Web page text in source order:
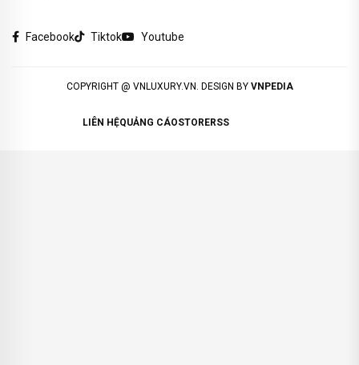
Facebook Tiktok Youtube
COPYRIGHT @ VNLUXURY.VN. DESIGN BY VNPEDIA
LIÊN HỆQUẢNG CÁOSTORERSS